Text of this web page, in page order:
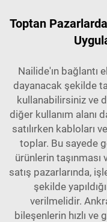
Toptan
Nailide'ın bağlantı
dayanacak şekilde
kullanabilirsiniz ve
diğer kullanım alanı
satılırken kabloları
toplar. Bu sayede
ürünlerin
satış pazarlarında,
şekilde
verilmelidir.
bileşenlerin hızlı